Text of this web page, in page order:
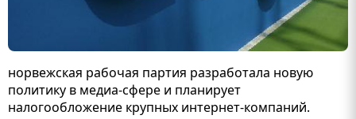
норвежская рабочая партия разработала новую
политику в медиа-сфере и планирует
налогообложение крупных интернет-компаний.